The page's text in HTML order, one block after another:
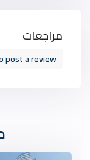
مراجعات
post a review